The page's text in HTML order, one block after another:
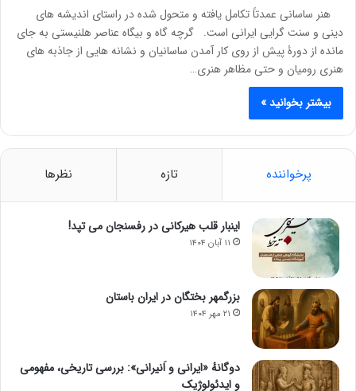
هنر ساسانی عمدتاً تکامل یافته و متحول شده در راستای اندیشه های
دینی و سنت گرایی ایرانی است. گرچه گاه و بیگاه عناصر هلنیستی به جای
مانده از دورۀ پیش از روی کار آمدن ساسانیان و نشانه هایی از جاذبه های
هنری رومیان و حتی مظاهر هنری…
بیشتر بخوانید »
پرخواننده تازه نظرها
اینبار قلب هیرکانی در رفسنجان می تپد!
۱۱ آبان ۱۴۰۴
بزرگمهر بختگان در ایران باستان
۲۱ مهر ۱۴۰۴
دوگانهٔ «ایرانی و اَنیرانی»: بررسی تاریخی، مفهومی
و ایدئولوژیک